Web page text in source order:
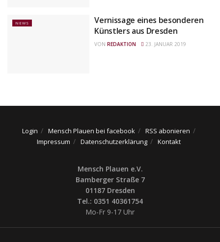
NEWS
Vernissage eines besonderen
Künstlers aus Dresden
VON REDAKTION 23. JANUAR 2019
Login Mensch Plauen bei facebook
RSS abonieren
Impressum
Datenschutzerklärung Kontakt
Mensch Plauen e.V.
Bamberger Straße 7
01187 Dresden
Tel.: 0351 40361754
Mo-Fr 9-17 Uhr